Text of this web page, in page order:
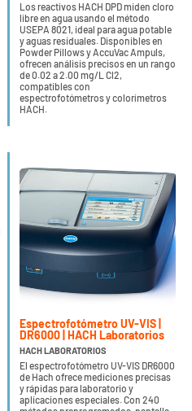
Los reactivos HACH DPD miden cloro
libre en agua usando el método
USEPA 8021, ideal para agua potable
y aguas residuales. Disponibles en
Powder Pillows y AccuVac Ampuls,
ofrecen análisis precisos en un rango
de 0.02 a 2.00 mg/L Cl2,
compatibles con
espectrofotómetros y colorímetros
HACH.
Espectrofotómetro UV-VIS |
DR6000 | HACH Laboratorios
HACH LABORATORIOS
El espectrofotómetro UV-VIS DR6000
de Hach ofrece mediciones precisas
y rápidas para laboratorio y
aplicaciones especiales. Con 240